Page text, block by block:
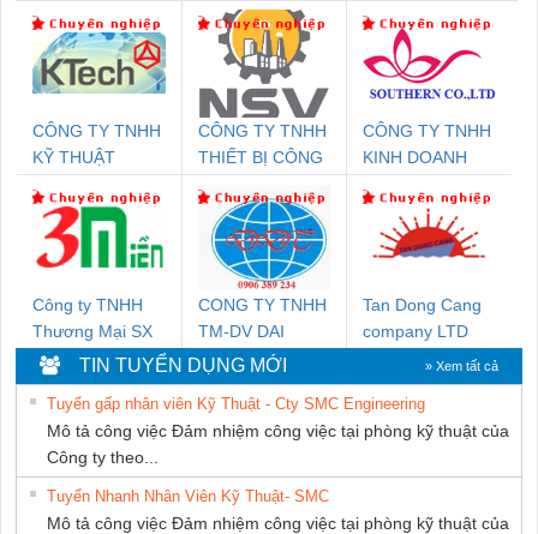
CÔNG TY TNHH
KỸ THUẬT
NAM
CÔNG TY TNHH
THIẾT BỊ CÔNG
SETSUBI VIỆT
NAM
CÔNG TY TNHH
KINH DOANH
PHƯƠNG NAM
Công ty TNHH
Thương Mại SX
Ba Miền
CONG TY TNHH
TM-DV DAI
DONG THANH
Tan Dong Cang
company LTD
TIN TUYỂN DỤNG MỚI » Xem tất cả
Tuyển gấp nhân viên Kỹ Thuật - Cty SMC Engineering
Mô tả công việc Đảm nhiệm công việc tại phòng kỹ thuật của
Công ty theo...
Tuyển Nhanh Nhân Viên Kỹ Thuật- SMC
Mô tả công việc Đảm nhiệm công việc tại phòng kỹ thuật của